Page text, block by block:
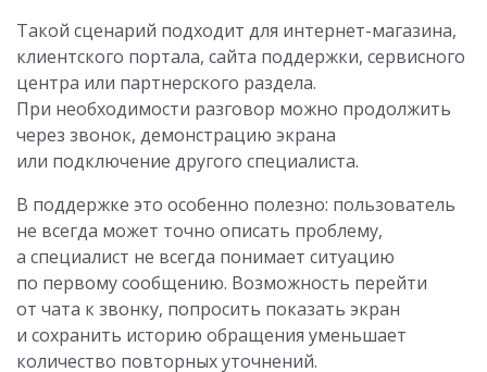
Такой сценарий подходит для интернет-магазина,
клиентского портала, сайта поддержки, сервисного
центра или партнерского раздела.
При необходимости разговор можно продолжить
через звонок, демонстрацию экрана
или подключение другого специалиста.
В поддержке это особенно полезно: пользователь
не всегда может точно описать проблему,
а специалист не всегда понимает ситуацию
по первому сообщению. Возможность перейти
от чата к звонку, попросить показать экран
и сохранить историю обращения уменьшает
количество повторных уточнений.